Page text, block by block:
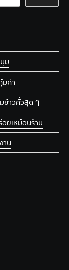
ม
มค่า
ข้าวคั่วสุด ๆ
ยเหมือนร้าน
าน